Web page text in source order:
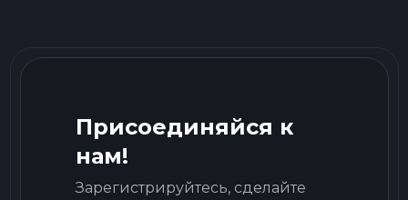
Присоединяйся к
нам!
Зарегистрируйтесь, сделайте